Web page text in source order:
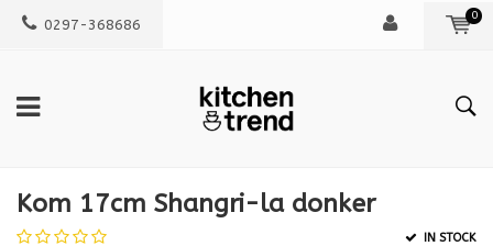
0297-368686
0
Kom 17cm Shangri-la donker
IN STOCK